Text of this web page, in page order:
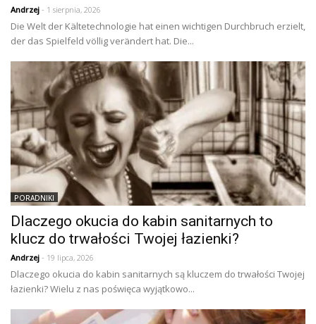
Andrzej - 1 sierpnia, 2026
Die Welt der Kältetechnologie hat einen wichtigen Durchbruch erzielt,
der das Spielfeld völlig verändert hat. Die...
PORADNIKI
Dlaczego okucia do kabin sanitarnych to
klucz do trwałości Twojej łazienki?
Andrzej - 19 lipca, 2026
Dlaczego okucia do kabin sanitarnych są kluczem do trwałości Twojej
łazienki? Wielu z nas poświęca wyjątkowo...